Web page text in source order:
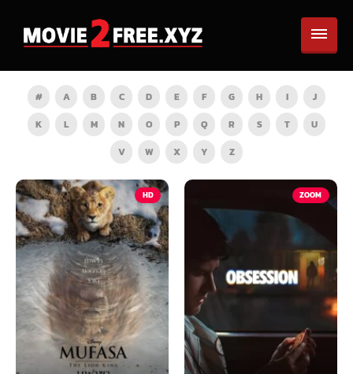
# A B C D E F G H I
J
K
L M N O P Q R S T
U
V
W X Y Z
HD